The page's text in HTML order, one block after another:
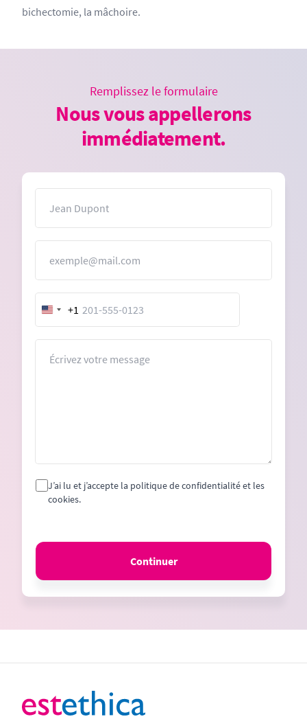
bichectomie, la mâchoire.
Remplissez le formulaire
Nous vous appellerons
immédiatement.
United
States
+1
J’ai lu et j’accepte la politique de confidentialité et les
cookies.
Continuer